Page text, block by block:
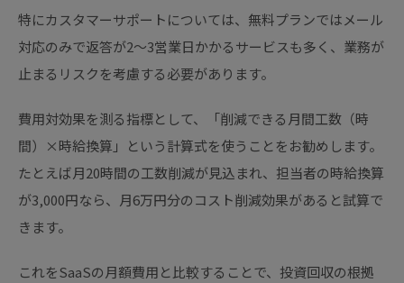
特にカスタマーサポートについては、無料プランではメール
対応のみで返答が2〜3営業日かかるサービスも多く、業務が
止まるリスクを考慮する必要があります。
費用対効果を測る指標として、「削減できる月間工数（時
間）×時給換算」という計算式を使うことをお勧めします。
たとえば月20時間の工数削減が見込まれ、担当者の時給換算
が3,000円なら、月6万円分のコスト削減効果があると試算で
きます。
これをSaaSの月額費用と比較することで、投資回収の根拠